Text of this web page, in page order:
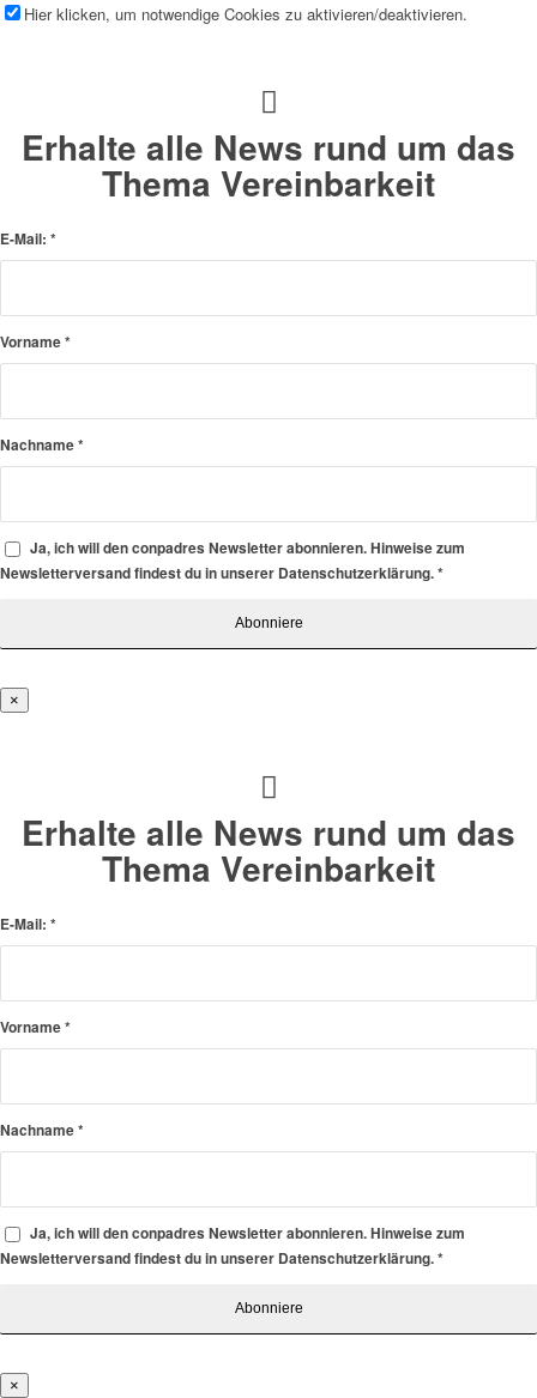
Hier klicken, um notwendige Cookies zu aktivieren/deaktivieren.
Erhalte alle News rund um das
Thema Vereinbarkeit
E-Mail: *
Vorname*
Nachname*
Ja, ich will den conpadres Newsletter abonnieren. Hinweise zum
Newsletterversand findest du in unserer Datenschutzerklärung.*
×
Erhalte alle News rund um das
Thema Vereinbarkeit
E-Mail: *
Vorname*
Nachname*
Ja, ich will den conpadres Newsletter abonnieren. Hinweise zum
Newsletterversand findest du in unserer Datenschutzerklärung.*
×